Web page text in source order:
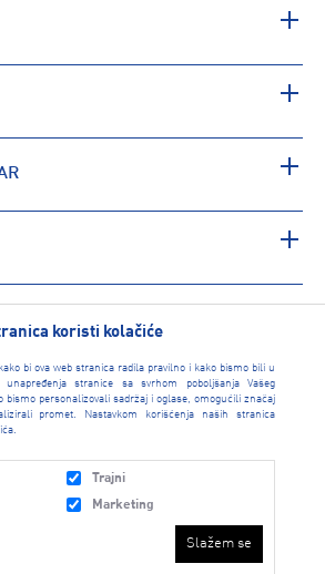
koristi kolačiće
bi ova web stranica radila pravilno i kako bismo bili u
stranice sa svrhom poboljšanja Vašeg
bismo personalizovali sadržaj i oglase, omogućili značaj
promet. Nastavkom korišćenja naših stranica
Trajni
Marketing
Slažem se
2026 created by Enetel Solutions